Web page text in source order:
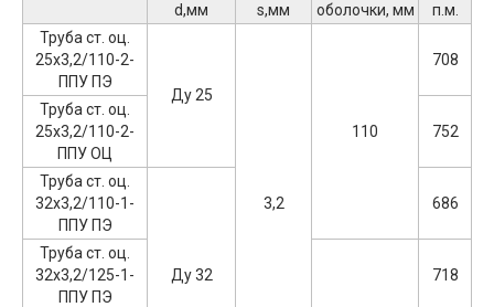
d,мм
s,мм
оболочки, мм
п.м.
Труба ст. оц.
25х3,2/110-2-
ППУ ПЭ
Ду 25
3,2
110
708
Труба ст. оц.
25х3,2/110-2-
ППУ ОЦ
752
Труба ст. оц.
32х3,2/110-1-
ППУ ПЭ
Ду 32
686
Труба ст. оц.
32х3,2/125-1-
ППУ ПЭ
718